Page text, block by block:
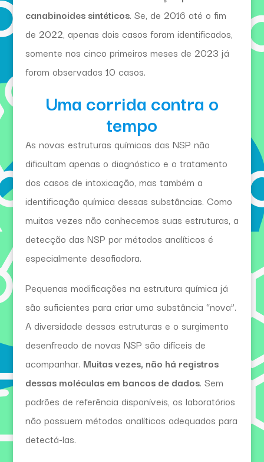
canabinoides sintéticos. Se, de 2016 até o fim
de 2022, apenas dois casos foram identificados,
somente nos cinco primeiros meses de 2023 já
foram observados 10 casos.
Uma corrida contra o
tempo
As novas estruturas químicas das NSP não
dificultam apenas o diagnóstico e o tratamento
dos casos de intoxicação, mas também a
identificação química dessas substâncias. Como
muitas vezes não conhecemos suas estruturas, a
detecção das NSP por métodos analíticos é
especialmente desafiadora.
Pequenas modificações na estrutura química já
são suficientes para criar uma substância “nova”.
A diversidade dessas estruturas e o surgimento
desenfreado de novas NSP são difíceis de
acompanhar. Muitas vezes, não há registros
dessas moléculas em bancos de dados. Sem
padrões de referência disponíveis, os laboratórios
não possuem métodos analíticos adequados para
detectá-las.